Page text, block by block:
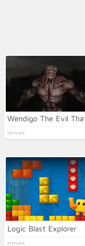
537 PLAYS
Logic Blast Explorer
975 PLAYS